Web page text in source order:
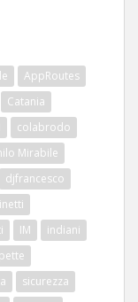
AppRoutes
Catania
colabrodo
Mirabile
djfrancesco
IM
indiani
sicurezza